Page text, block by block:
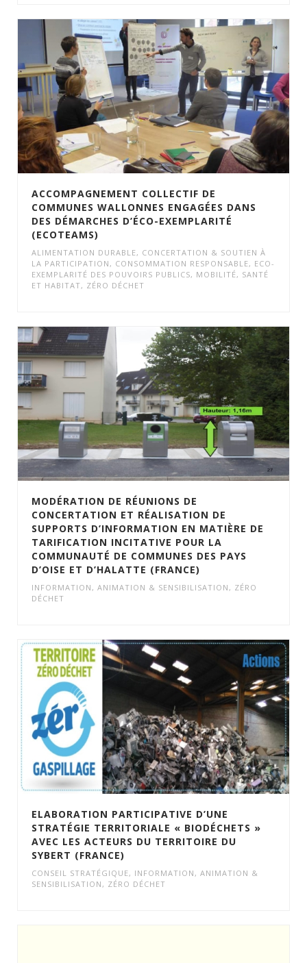
ACCOMPAGNEMENT COLLECTIF DE
COMMUNES WALLONNES ENGAGÉES DANS
DES DÉMARCHES D’ÉCO-EXEMPLARITÉ
(ECOTEAMS)
ALIMENTATION DURABLE, CONCERTATION & SOUTIEN À
LA PARTICIPATION , CONSOMMATION RESPONSABLE, ECO-
EXEMPLARITÉ DES POUVOIRS PUBLICS, MOBILITÉ, SANTÉ
ET HABITAT, ZÉRO DÉCHET
MODÉRATION DE RÉUNIONS DE
CONCERTATION ET RÉALISATION DE
SUPPORTS D’INFORMATION EN MATIÈRE DE
TARIFICATION INCITATIVE POUR LA
COMMUNAUTÉ DE COMMUNES DES PAYS
D’OISE ET D’HALATTE (FRANCE)
INFORMATION, ANIMATION & SENSIBILISATION , ZÉRO
DÉCHET
ELABORATION PARTICIPATIVE D’UNE
STRATÉGIE TERRITORIALE « BIODÉCHETS »
AVEC LES ACTEURS DU TERRITOIRE DU
SYBERT (FRANCE)
CONSEIL STRATÉGIQUE, INFORMATION, ANIMATION &
SENSIBILISATION , ZÉRO DÉCHET